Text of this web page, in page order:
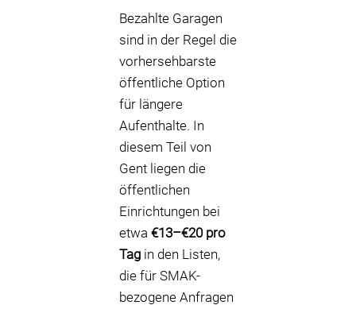
Bezahlte Garagen
sind in der Regel die
vorhersehbarste
öffentliche Option
für längere
Aufenthalte. In
diesem Teil von
Gent liegen die
öffentlichen
Einrichtungen bei
etwa €13–€20 pro
Tag in den Listen,
die für SMAK-
bezogene Anfragen